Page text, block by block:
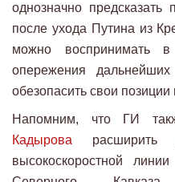
однозначно предсказать
после ухода Путина из
можно воспринимать
опережения
обезопасить свои
Напомним, что ГИ
Кадырова расширить
высокоскоростной